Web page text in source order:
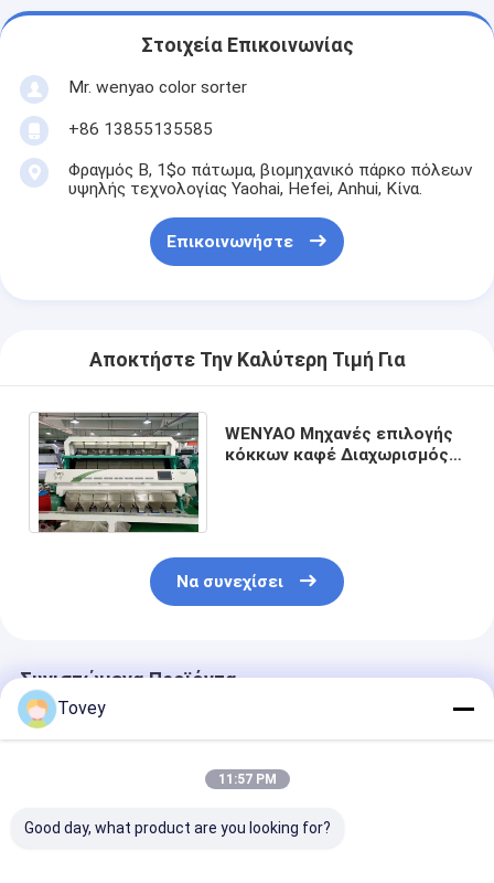
Στοιχεία Επικοινωνίας
Mr. wenyao color sorter
+86 13855135585
Φραγμός Β, 1$ο πάτωμα, βιομηχανικό πάρκο πόλεων
υψηλής τεχνολογίας Yaohai, Hefei, Anhui, Κίνα.
Επικοινωνήστε
Αποκτήστε Την Καλύτερη Τιμή Για
WENYAO Μηχανές επιλογής
κόκκων καφέ Διαχωρισμός
Να συνεχίσει
Συνιστώμενα Προϊόντα
Tovey
11:57 PM
Good day, what product are you looking for?